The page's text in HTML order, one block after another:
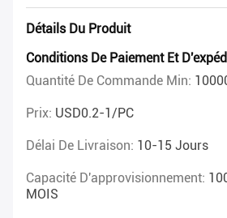
Détails Du Produit
Conditions De Paiement Et
Quantité De Commande Min:
Prix: USD0.2-1/PC
Délai De Livraison: 10-15 Jours
Capacité D'approvisionnement:
MOIS